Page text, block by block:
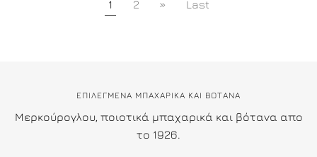
1 2 » Last
ΕΠΙΛΕΓΜΕΝΑ ΜΠΑΧΑΡΙΚΑ ΚΑΙ ΒΟΤΑΝΑ
Μερκούρογλου, ποιοτικά μπαχαρικά και βότανα απο
το 1926.